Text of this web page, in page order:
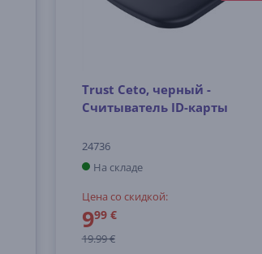
Trust Ceto, черный -
Считыватель ID-карты
24736
На складе
Цена со скидкой:
999 €
19.99 €